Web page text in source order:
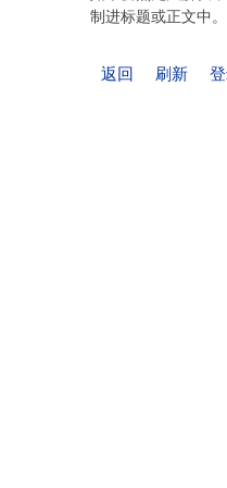
制进标题或正文中。
返回 刷新